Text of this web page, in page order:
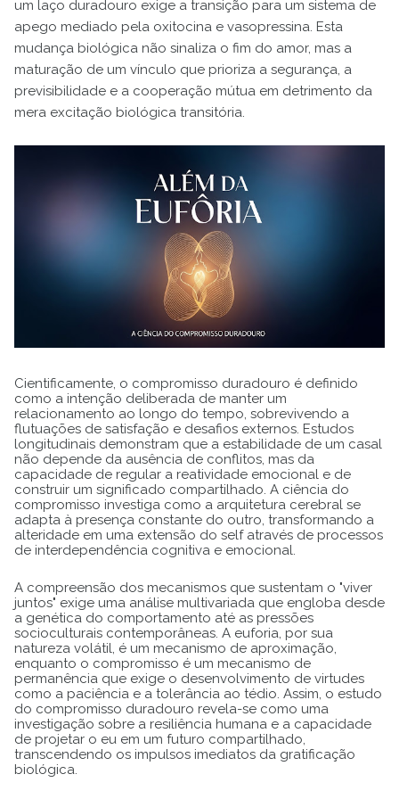
um laço duradouro exige a transição para um sistema de
apego mediado pela oxitocina e vasopressina. Esta
mudança biológica não sinaliza o fim do amor, mas a
maturação de um vínculo que prioriza a segurança, a
previsibilidade e a cooperação mútua em detrimento da
mera excitação biológica transitória.
Cientificamente, o compromisso duradouro é definido
como a intenção deliberada de manter um
relacionamento ao longo do tempo, sobrevivendo a
flutuações de satisfação e desafios externos. Estudos
longitudinais demonstram que a estabilidade de um casal
não depende da ausência de conflitos, mas da
capacidade de regular a reatividade emocional e de
construir um significado compartilhado. A ciência do
compromisso investiga como a arquitetura cerebral se
adapta à presença constante do outro, transformando a
alteridade em uma extensão do self através de processos
de interdependência cognitiva e emocional.
A compreensão dos mecanismos que sustentam o "viver
juntos" exige uma análise multivariada que engloba desde
a genética do comportamento até as pressões
socioculturais contemporâneas. A euforia, por sua
natureza volátil, é um mecanismo de aproximação,
enquanto o compromisso é um mecanismo de
permanência que exige o desenvolvimento de virtudes
como a paciência e a tolerância ao tédio. Assim, o estudo
do compromisso duradouro revela-se como uma
investigação sobre a resiliência humana e a capacidade
de projetar o eu em um futuro compartilhado,
transcendendo os impulsos imediatos da gratificação
biológica.